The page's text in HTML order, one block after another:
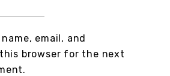
email, and
browser for the next